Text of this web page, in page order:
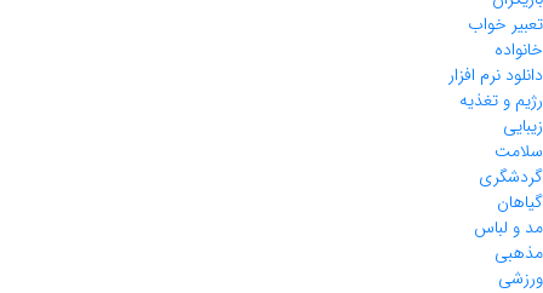
تعبیر خواب
خانواده
دانلود نرم افزار
رژیم و تغذیه
زیبایی
سلامت
گردشگری
گیاهان
مد و لباس
مذهبی
ورزشی